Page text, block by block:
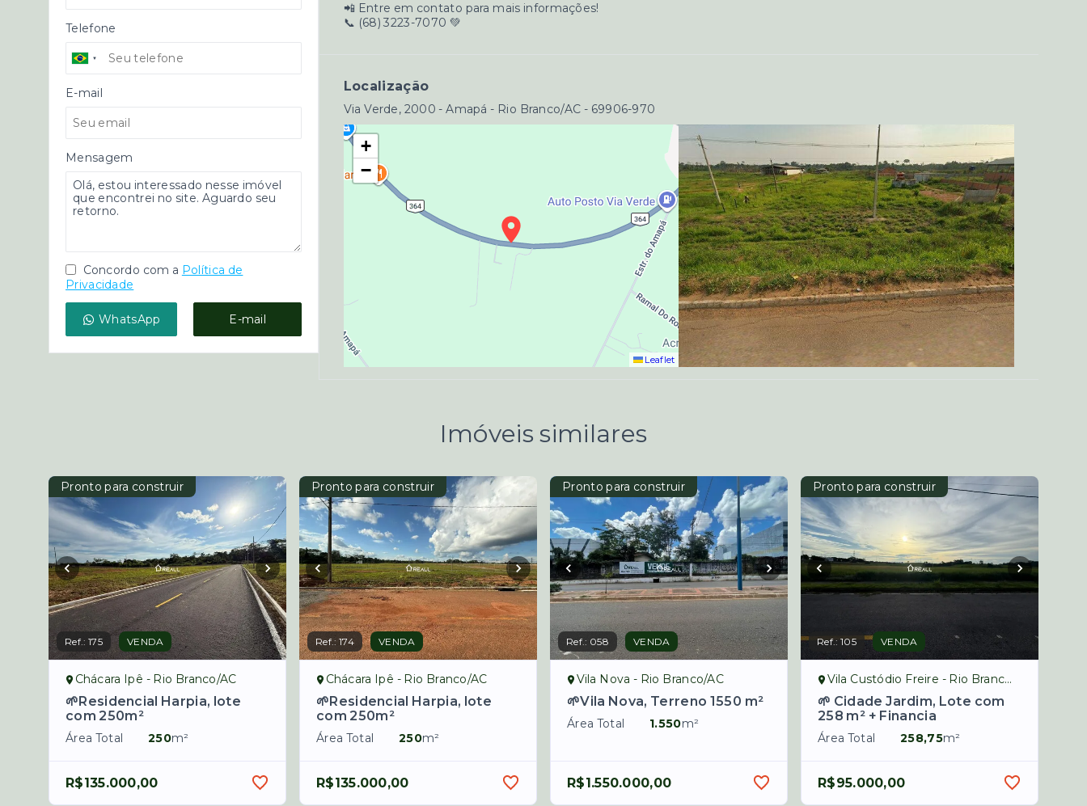
📲 Entre em contato para mais informações!
📞 (68) 3223-7070 💚
Localização
Via Verde, 2000 - Amapá - Rio Branco/AC - 69906-970
+
−
Leaflet
Telefone
E-mail
Mensagem
Concordo com a Política de
Privacidade
WhatsApp E-mail
Imóveis similares
Pronto para construir
Ref.:175 VENDA
Chácara Ipê - Rio Branco/AC
🌱Residencial Harpia, lote
com 250m²
Área Total 250m²
R$135.000,00
Pronto para construir
Ref.:174 VENDA
Chácara Ipê - Rio Branco/AC
🌱Residencial Harpia, lote
com 250m²
Área Total 250m²
R$135.000,00
Pronto para construir
Ref.: 058 VENDA
Vila Nova - Rio Branco/AC
🌱Vila Nova, Terreno 1550 m²
Área Total 1.550m²
R$1.550.000,00
Pronto para construir
Ref.:105 VENDA
Vila Custódio Freire - Rio Branco/AC
🌱 Cidade Jardim, Lote com
258 m² + Financia
Área Total 258,75m²
R$95.000,00